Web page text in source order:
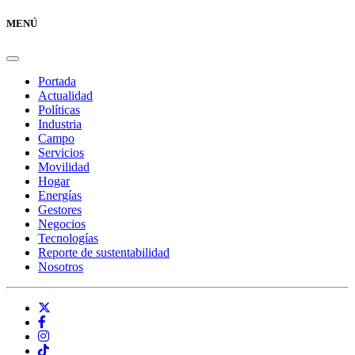
MENÚ
Portada
Actualidad
Políticas
Industria
Campo
Servicios
Movilidad
Hogar
Energías
Gestores
Negocios
Tecnologías
Reporte de sustentabilidad
Nosotros